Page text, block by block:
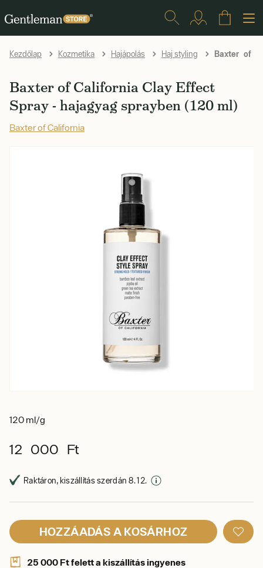
Kezdőlap Kozmetika Hajápolás Haj styling Baxter of
Baxter of California Clay Effect
Spray - hajagyag sprayben (120 ml)
Baxter of California
120 ml/g
12 000 Ft
Raktáron, kiszállítás szerdán 8. 12.
HOZZÁADÁS A KOSÁRHOZ
25 000 Ft felett a kiszállítás ingyenes